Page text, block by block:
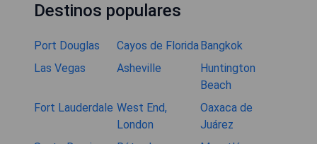
Destinos populares
Port Douglas Cayos de Florida Bangkok
Las Vegas
Asheville
Huntington
Beach
Fort Lauderdale West End,
London
Oaxaca de
Juárez